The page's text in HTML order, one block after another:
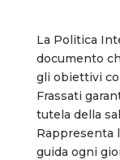
La Politica
documento
gli obiettivi
Frassati
tutela della
Rappresenta
guida ogni